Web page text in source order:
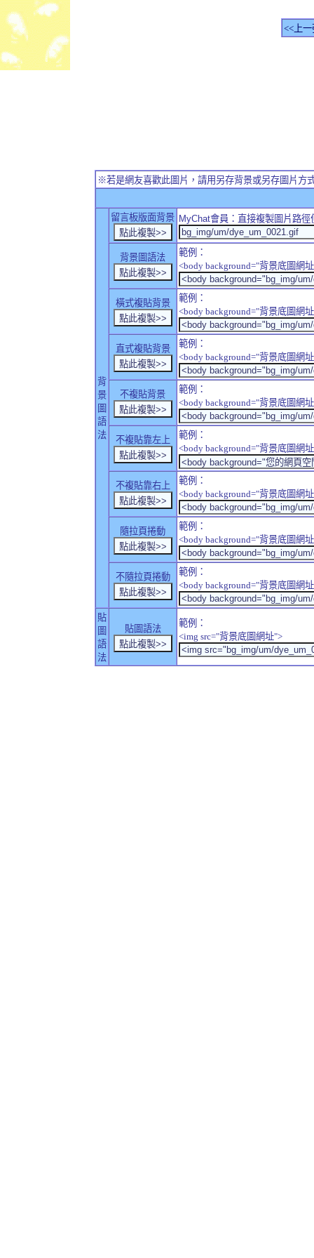
<<上一
※若是網友喜歡此圖片，請用另存背景或另存圖片方
背
景
圖
語
法
留言板版面背景 MyChat會員：直接複製圖片路
背景圖語法
範例：
<body background="背景底圖網
橫式複貼背景
範例：
<body background="背景底圖網
直式複貼背景
範例：
<body background="背景底圖網
不複貼背景
範例：
<body background="背景底圖網
不複貼靠左上
範例：
<body background="背景底圖網
不複貼靠右上
範例：
<body background="背景底圖網
隨拉頁捲動
範例：
<body background="背景底圖網
不隨拉頁捲動
範例：
<body background="背景底圖網
貼
圖
語
法
貼圖語法
範例：
<img src="背景底圖網址">